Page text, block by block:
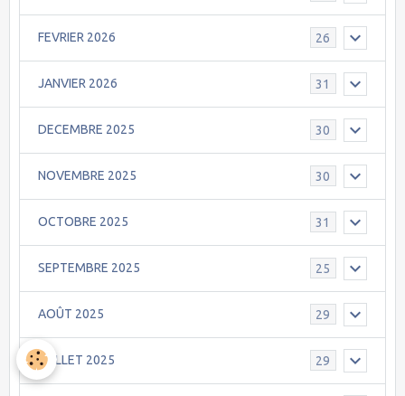
FEVRIER 2026 26
JANVIER 2026 31
DECEMBRE 2025 30
NOVEMBRE 2025 30
OCTOBRE 2025 31
SEPTEMBRE 2025 25
AOÛT 2025 29
JUILLET 2025 29